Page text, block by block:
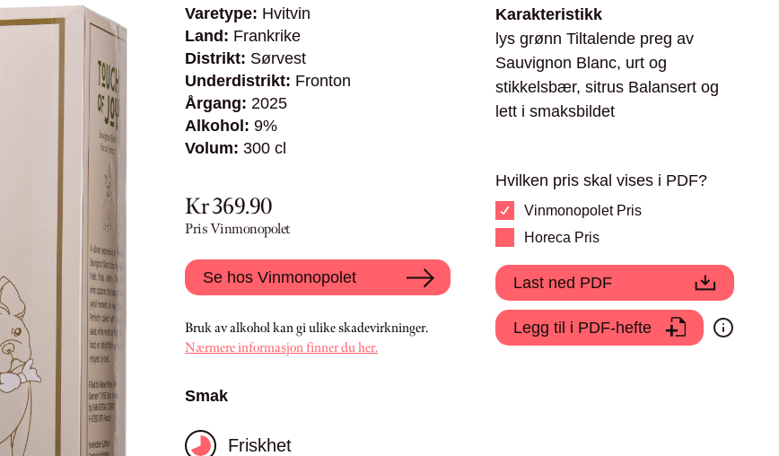
Varetype: Hvitvin
Land: Frankrike
Distrikt: Sørvest
Underdistrikt: Fronton
Årgang: 2025
Alkohol: 9%
Volum: 300 cl
Kr 369.90
Pris Vinmonopolet
Se hos Vinmonopolet
Bruk av alkohol kan gi ulike skadevirkninger.
Nærmere informasjon finner du her.
Smak
Friskhet
Karakteristikk
lys grønn Tiltalende preg av
Sauvignon Blanc, urt og
stikkelsbær, sitrus Balansert og
lett i smaksbildet
Hvilken pris skal vises i PDF?
Vinmonopolet Pris
Horeca Pris
Last ned PDF
Legg til i PDF-hefte